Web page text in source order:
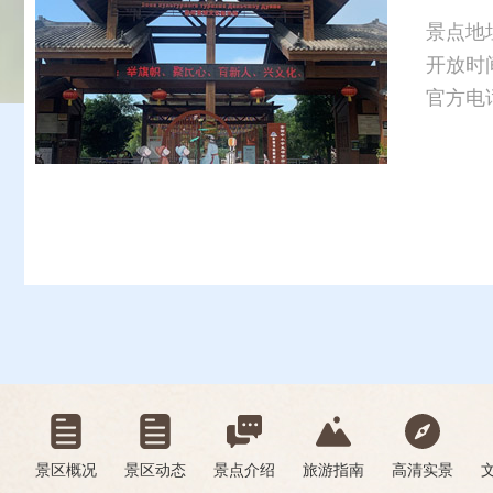
景点地
开放时
官方电
景区概况 景区动态 景点介绍 旅游指南 高清实景